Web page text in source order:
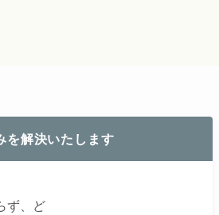
を解決いたします
ず、ど